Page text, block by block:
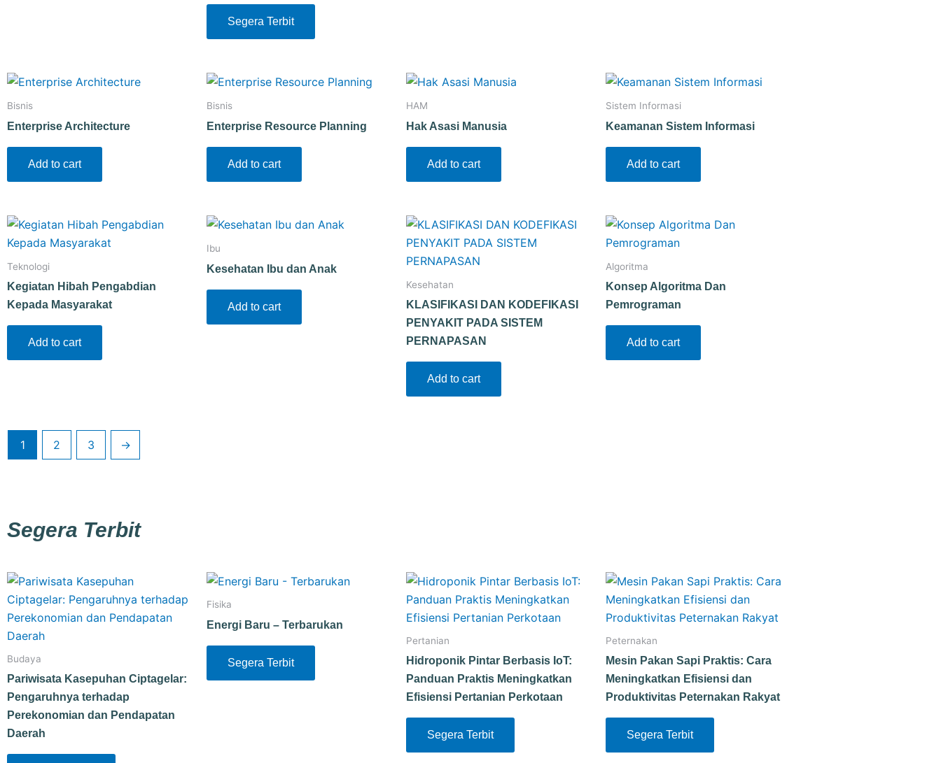
Segera Terbit
Bisnis
Enterprise Architecture
Add to cart
Bisnis
Enterprise Resource Planning
Add to cart
HAM
Hak Asasi Manusia
Add to cart
Sistem Informasi
Keamanan Sistem Informasi
Add to cart
Teknologi
Kegiatan Hibah Pengabdian
Kepada Masyarakat
Add to cart
Ibu
Kesehatan Ibu dan Anak
Add to cart
Kesehatan
KLASIFIKASI DAN KODEFIKASI
PENYAKIT PADA SISTEM
PERNAPASAN
Add to cart
Algoritma
Konsep Algoritma Dan
Pemrograman
Add to cart
1 2 3 →
Segera Terbit
Budaya
Pariwisata Kasepuhan Ciptagelar:
Pengaruhnya terhadap
Perekonomian dan Pendapatan
Daerah
Fisika
Energi Baru – Terbarukan
Segera Terbit
Pertanian
Hidroponik Pintar Berbasis IoT:
Panduan Praktis Meningkatkan
Efisiensi Pertanian Perkotaan
Segera Terbit
Peternakan
Mesin Pakan Sapi Praktis: Cara
Meningkatkan Efisiensi dan
Produktivitas Peternakan Rakyat
Segera Terbit